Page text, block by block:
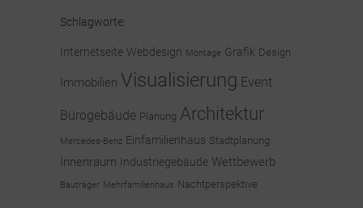
Schlagworte:
Internetseite Webdesign Montage Grafik Design
Immobilien Visualisierung Event
Bürogebäude Planung Architektur
Mercedes-Benz Einfamilienhaus Stadtplanung
Innenraum Industriegebäude Wettbewerb
Bauträger Mehrfamilienhaus Nachtperspektive